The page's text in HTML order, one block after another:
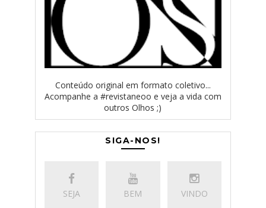
Conteúdo original em formato coletivo...
Acompanhe a #revistaneoo e veja a vida com
outros Olhos ;)
SIGA-NOS!
SEJA BEM VINDO